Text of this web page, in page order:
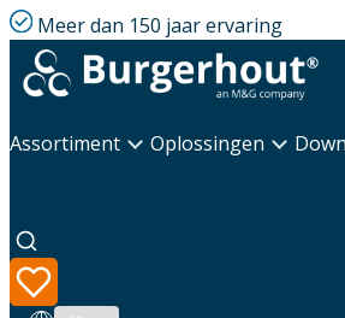
Meer dan 150 jaar ervaring
Assortiment Oplossingen